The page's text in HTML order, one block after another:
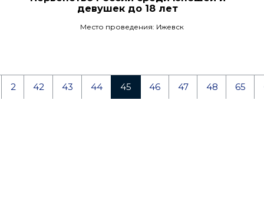
девушек до 18 лет
Место проведения: Ижевск
2 42 43 44 45 46 47 48 65